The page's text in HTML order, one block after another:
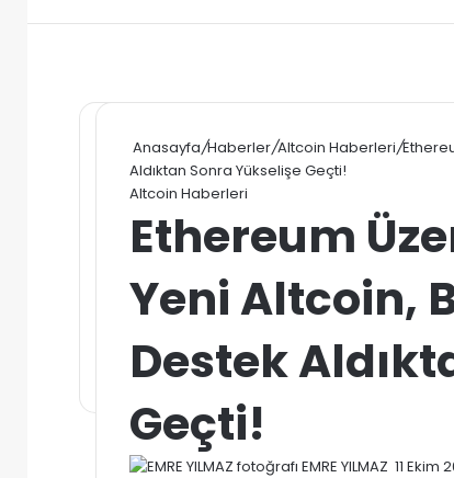
Anasayfa/Haberler/Altcoin Haberleri/
Aldıktan Sonra Yükselişe Geçti!
Altcoin Haberleri
Ethereum
Yeni Altcoin,
Destek
Geçti!
EMRE YILMAZ Bir
11 Ekim